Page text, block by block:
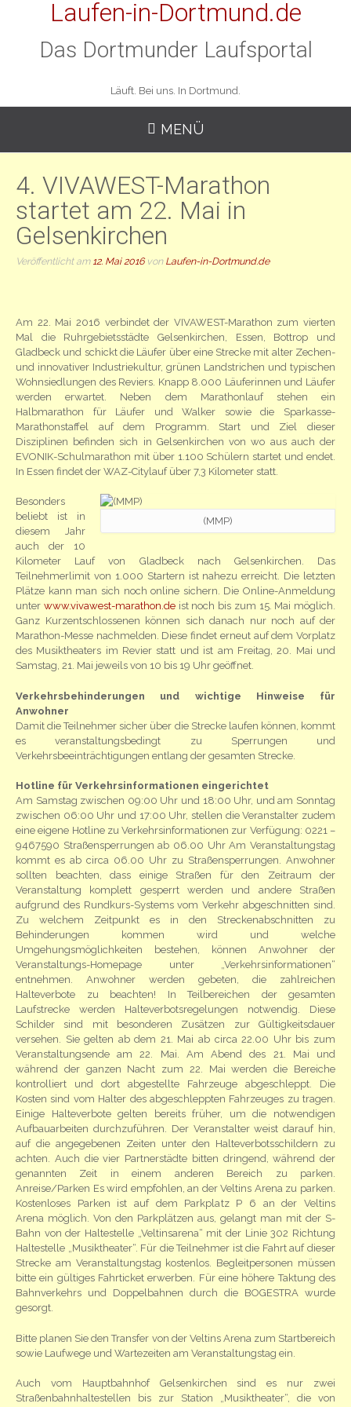
Laufen-in-Dortmund.de
Das Dortmunder Laufsportal
Läuft. Bei uns. In Dortmund.
MENÜ
4. VIVAWEST-Marathon
startet am 22. Mai in
Gelsenkirchen
Veröffentlicht am 12. Mai 2016von Laufen-in-Dortmund.de
Am 22. Mai 2016 verbindet der VIVAWEST-Marathon zum vierten
Mal die Ruhrgebietsstädte Gelsenkirchen, Essen, Bottrop und
Gladbeck und schickt die Läufer über eine Strecke mit alter Zechen-
und innovativer Industriekultur, grünen Landstrichen und typischen
Wohnsiedlungen des Reviers. Knapp 8.000 Läuferinnen und Läufer
werden erwartet. Neben dem Marathonlauf stehen ein
Halbmarathon für Läufer und Walker sowie die Sparkasse-
Marathonstaffel auf dem Programm. Start und Ziel dieser
Disziplinen befinden sich in Gelsenkirchen von wo aus auch der
EVONIK-Schulmarathon mit über 1.100 Schülern startet und endet.
In Essen findet der WAZ-Citylauf über 7,3 Kilometer statt.
(MMP)
Besonders
beliebt ist in
diesem Jahr
auch der 10
Kilometer Lauf von Gladbeck nach Gelsenkirchen. Das
Teilnehmerlimit von 1.000 Startern ist nahezu erreicht. Die letzten
Plätze kann man sich noch online sichern. Die Online-Anmeldung
unter www.vivawest-marathon.deist noch bis zum 15. Mai möglich.
Ganz Kurzentschlossenen können sich danach nur noch auf der
Marathon-Messe nachmelden. Diese findet erneut auf dem Vorplatz
des Musiktheaters im Revier statt und ist am Freitag, 20. Mai und
Samstag, 21. Mai jeweils von 10 bis 19 Uhr geöffnet.
Verkehrsbehinderungen und wichtige Hinweise für
Anwohner
Damit die Teilnehmer sicher über die Strecke laufen können, kommt
es veranstaltungsbedingt zu Sperrungen und
Verkehrsbeeinträchtigungen entlang der gesamten Strecke.
Hotline für Verkehrsinformationen eingerichtet
Am Samstag zwischen 09:00 Uhr und 18:00 Uhr, und am Sonntag
zwischen 06:00 Uhr und 17:00 Uhr, stellen die Veranstalter zudem
eine eigene Hotline zu Verkehrsinformationen zur Verfügung: 0221 –
9467590 Straßensperrungen ab 06.00 Uhr Am Veranstaltungstag
kommt es ab circa 06.00 Uhr zu Straßensperrungen. Anwohner
sollten beachten, dass einige Straßen für den Zeitraum der
Veranstaltung komplett gesperrt werden und andere Straßen
aufgrund des Rundkurs-Systems vom Verkehr abgeschnitten sind.
Zu welchem Zeitpunkt es in den Streckenabschnitten zu
Behinderungen kommen wird und welche
Umgehungsmöglichkeiten bestehen, können Anwohner der
Veranstaltungs-Homepage unter „Verkehrsinformationen“
entnehmen. Anwohner werden gebeten, die zahlreichen
Halteverbote zu beachten! In Teilbereichen der gesamten
Laufstrecke werden Halteverbotsregelungen notwendig. Diese
Schilder sind mit besonderen Zusätzen zur Gültigkeitsdauer
versehen. Sie gelten ab dem 21. Mai ab circa 22.00 Uhr bis zum
Veranstaltungsende am 22. Mai. Am Abend des 21. Mai und
während der ganzen Nacht zum 22. Mai werden die Bereiche
kontrolliert und dort abgestellte Fahrzeuge abgeschleppt. Die
Kosten sind vom Halter des abgeschleppten Fahrzeuges zu tragen.
Einige Halteverbote gelten bereits früher, um die notwendigen
Aufbauarbeiten durchzuführen. Der Veranstalter weist darauf hin,
auf die angegebenen Zeiten unter den Halteverbotsschildern zu
achten. Auch die vier Partnerstädte bitten dringend, während der
genannten Zeit in einem anderen Bereich zu parken.
Anreise/Parken Es wird empfohlen, an der Veltins Arena zu parken.
Kostenloses Parken ist auf dem Parkplatz P 6 an der Veltins
Arena möglich. Von den Parkplätzen aus, gelangt man mit der S-
Bahn von der Haltestelle „Veltinsarena“ mit der Linie 302 Richtung
Haltestelle „Musiktheater“. Für die Teilnehmer ist die Fahrt auf dieser
Strecke am Veranstaltungstag kostenlos. Begleitpersonen müssen
bitte ein gültiges Fahrticket erwerben. Für eine höhere Taktung des
Bahnverkehrs und Doppelbahnen durch die BOGESTRA wurde
gesorgt.
Bitte planen Sie den Transfer von der Veltins Arena zum Startbereich
sowie Laufwege und Wartezeiten am Veranstaltungstag ein.
Auch vom Hauptbahnhof Gelsenkirchen sind es nur zwei
Straßenbahnhaltestellen bis zur Station „Musiktheater“, die von